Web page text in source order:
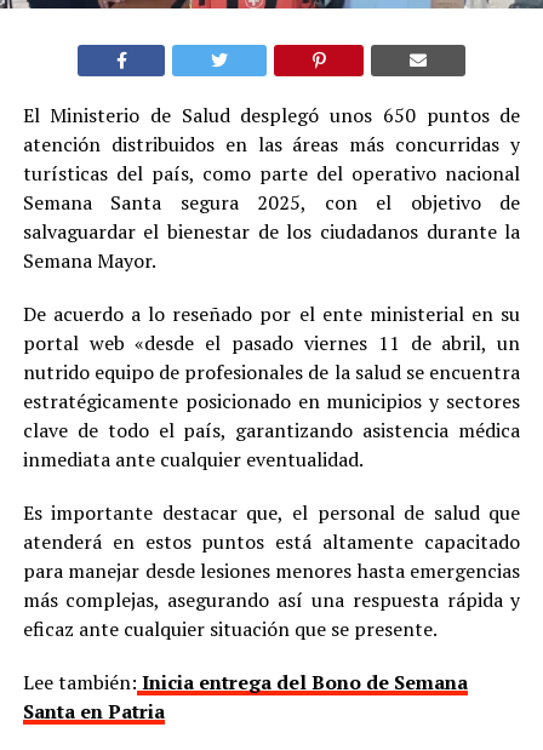
El Ministerio de Salud desplegó unos 650 puntos de
atención distribuidos en las áreas más concurridas y
turísticas del país, como parte del operativo nacional
Semana Santa segura 2025, con el objetivo de
salvaguardar el bienestar de los ciudadanos durante la
Semana Mayor.
De acuerdo a lo reseñado por el ente ministerial en su
portal web «desde el pasado viernes 11 de abril, un
nutrido equipo de profesionales de la salud se encuentra
estratégicamente posicionado en municipios y sectores
clave de todo el país, garantizando asistencia médica
inmediata ante cualquier eventualidad.
Es importante destacar que, el personal de salud que
atenderá en estos puntos está altamente capacitado
para manejar desde lesiones menores hasta emergencias
más complejas, asegurando así una respuesta rápida y
eficaz ante cualquier situación que se presente.
Lee también: Inicia entrega del Bono de Semana
Santa en Patria